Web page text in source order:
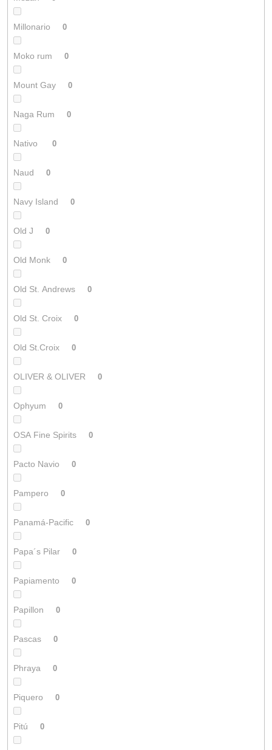
Millonario 0
Moko rum 0
Mount Gay 0
Naga Rum 0
Nativo 0
Naud 0
Navy Island 0
Old J 0
Old Monk 0
Old St. Andrews 0
Old St. Croix 0
Old St.Croix 0
OLIVER & OLIVER 0
Ophyum 0
OSA Fine Spirits 0
Pacto Navio 0
Pampero 0
Panamá-Pacific 0
Papa´s Pilar 0
Papiamento 0
Papillon 0
Pascas 0
Phraya 0
Piquero 0
Pitú 0